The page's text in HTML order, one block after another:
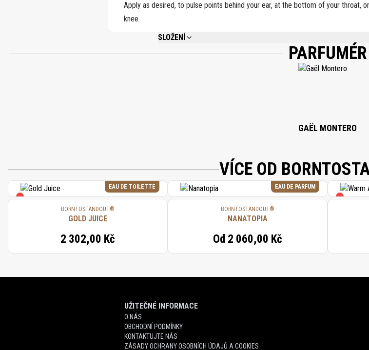
Apply as desired, to pulse points behind your ear, at the bottom of your throat,
knee.
SLOŽENÍ
ALCOHOL DENAT., PARFUM (FRAGRANCE), AQUA (WATER), COUMARIN,
PARFUMÉR
GAËL MONTERO
VÍCE OD
EAU DE TOILETTE
BORNTOSTANDOUT®
GOLD JUICE
2 302,00 Kč
EAU DE PARFUM
BORNTOSTANDOUT®
NANATOPIA
Od 2 060,00 Kč
UŽITEČNÉ INFORMACE
O NÁS
OBCHODNÍ PODMÍNKY
KONTAKTUJTE NÁS
ZÁSADY OCHRANY OSOBNÍCH ÚDAJŮ A COOKIES